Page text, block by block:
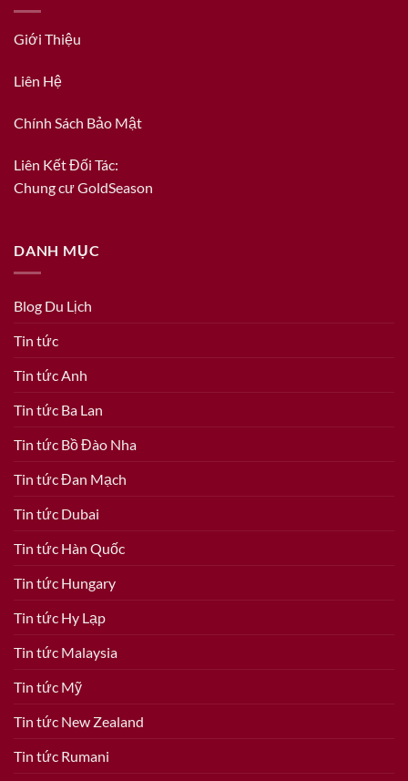
Giới Thiệu
Liên Hệ
Chính Sách Bảo Mật
Liên Kết Đối Tác:
Chung cư GoldSeason
DANH MỤC
Blog Du Lịch
Tin tức
Tin tức Anh
Tin tức Ba Lan
Tin tức Bồ Đào Nha
Tin tức Đan Mạch
Tin tức Dubai
Tin tức Hàn Quốc
Tin tức Hungary
Tin tức Hy Lạp
Tin tức Malaysia
Tin tức Mỹ
Tin tức New Zealand
Tin tức Rumani